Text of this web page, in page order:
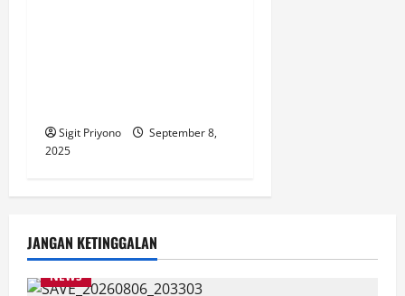
Sigit Priyono
September 8,
2025
JANGAN KETINGGALAN
NEWS